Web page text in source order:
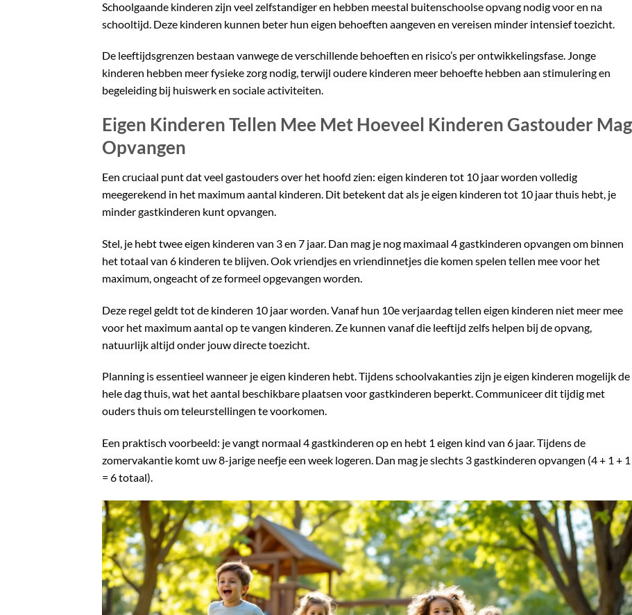
Schoolgaande kinderen zijn veel zelfstandiger en hebben meestal buitenschoolse opvang nodig voor en na
schooltijd. Deze kinderen kunnen beter hun eigen behoeften aangeven en vereisen minder intensief toezicht.
De leeftijdsgrenzen bestaan vanwege de verschillende behoeften en risico’s per ontwikkelingsfase. Jonge
kinderen hebben meer fysieke zorg nodig, terwijl oudere kinderen meer behoefte hebben aan stimulering en
begeleiding bij huiswerk en sociale activiteiten.
Eigen Kinderen Tellen Mee Met Hoeveel Kinderen Gastouder Mag
Opvangen
Een cruciaal punt dat veel gastouders over het hoofd zien: eigen kinderen tot 10 jaar worden volledig
meegerekend in het maximum aantal kinderen. Dit betekent dat als je eigen kinderen tot 10 jaar thuis hebt, je
minder gastkinderen kunt opvangen.
Stel, je hebt twee eigen kinderen van 3 en 7 jaar. Dan mag je nog maximaal 4 gastkinderen opvangen om binnen
het totaal van 6 kinderen te blijven. Ook vriendjes en vriendinnetjes die komen spelen tellen mee voor het
maximum, ongeacht of ze formeel opgevangen worden.
Deze regel geldt tot de kinderen 10 jaar worden. Vanaf hun 10e verjaardag tellen eigen kinderen niet meer mee
voor het maximum aantal op te vangen kinderen. Ze kunnen vanaf die leeftijd zelfs helpen bij de opvang,
natuurlijk altijd onder jouw directe toezicht.
Planning is essentieel wanneer je eigen kinderen hebt. Tijdens schoolvakanties zijn je eigen kinderen mogelijk de
hele dag thuis, wat het aantal beschikbare plaatsen voor gastkinderen beperkt. Communiceer dit tijdig met
ouders thuis om teleurstellingen te voorkomen.
Een praktisch voorbeeld: je vangt normaal 4 gastkinderen op en hebt 1 eigen kind van 6 jaar. Tijdens de
zomervakantie komt uw 8-jarige neefje een week logeren. Dan mag je slechts 3 gastkinderen opvangen (4 + 1 + 1
= 6 totaal).